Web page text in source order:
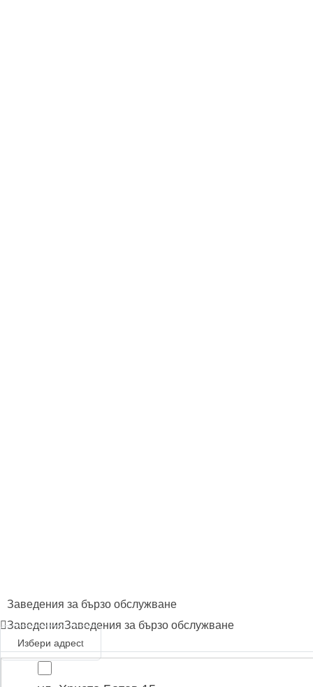
Заведения за бързо обслужване
ЗаведенияЗаведения за бързо обслужване
Избери адрес